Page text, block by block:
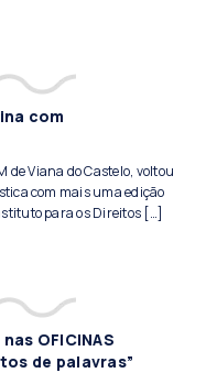
com
de Viana do Castelo, voltou
com mais uma edição
para os Direitos […]
OFICINAS
de palavras”